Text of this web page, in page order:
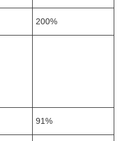
200%
91%